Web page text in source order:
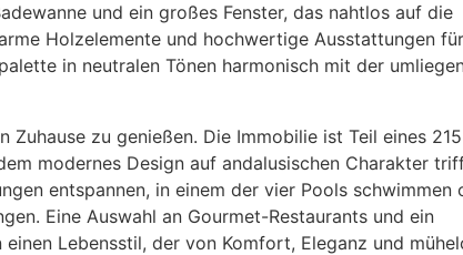
und ein großes Fenster, das nahtlos auf die
Holzelemente und hochwertige Ausstattungen
in neutralen Tönen harmonisch mit der
zu genießen. Die Immobilie ist Teil eines 215
modernes Design auf andalusischen Charakter
entspannen, in einem der vier Pools schwimmen
Eine Auswahl an Gourmet-Restaurants und ein
Lebensstil, der von Komfort, Eleganz und